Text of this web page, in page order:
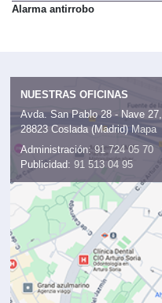
Alarma antirrobo
NUESTRAS OFICINAS
Avda. San Pablo 28 - Nave 27,
28823 Coslada (Madrid) Mapa
Administración: 91 724 05 70
Publicidad: 91 513 04 95